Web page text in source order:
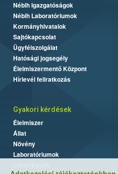
Nébih Igazgatóságok
Nébih Laboratóriumok
Kormányhivatalok
Sajtókapcsolat
Ügyfélszolgálat
Hatósági jogsegély
Élelmiszermentő Központ
Hírlevél feliratkozás
Gyakori kérdések
Élelmiszer
Állat
Növény
Laboratóriumok